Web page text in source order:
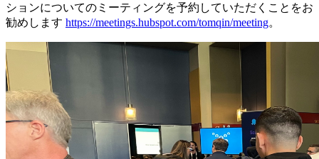
ションについてのミーティングを予約していただくことをお
勧めします https://meetings.hubspot.com/tomqin/meeting。